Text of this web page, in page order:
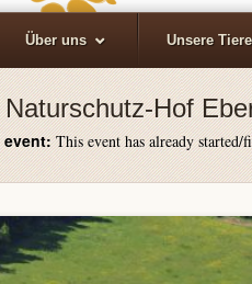
Über uns Unsere Tiere
Naturschutz-Hof
event:This event has already started/